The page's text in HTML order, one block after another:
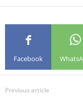
Facebook
Previous article